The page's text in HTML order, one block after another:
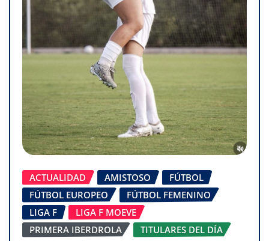
ACTUALIDAD AMISTOSO
FÚTBOL
FÚTBOL EUROPEO
FÚTBOL FEMENINO
LIGA F
LIGA F MOEVE
PRIMERA IBERDROLA
TITULARES DEL DÍA